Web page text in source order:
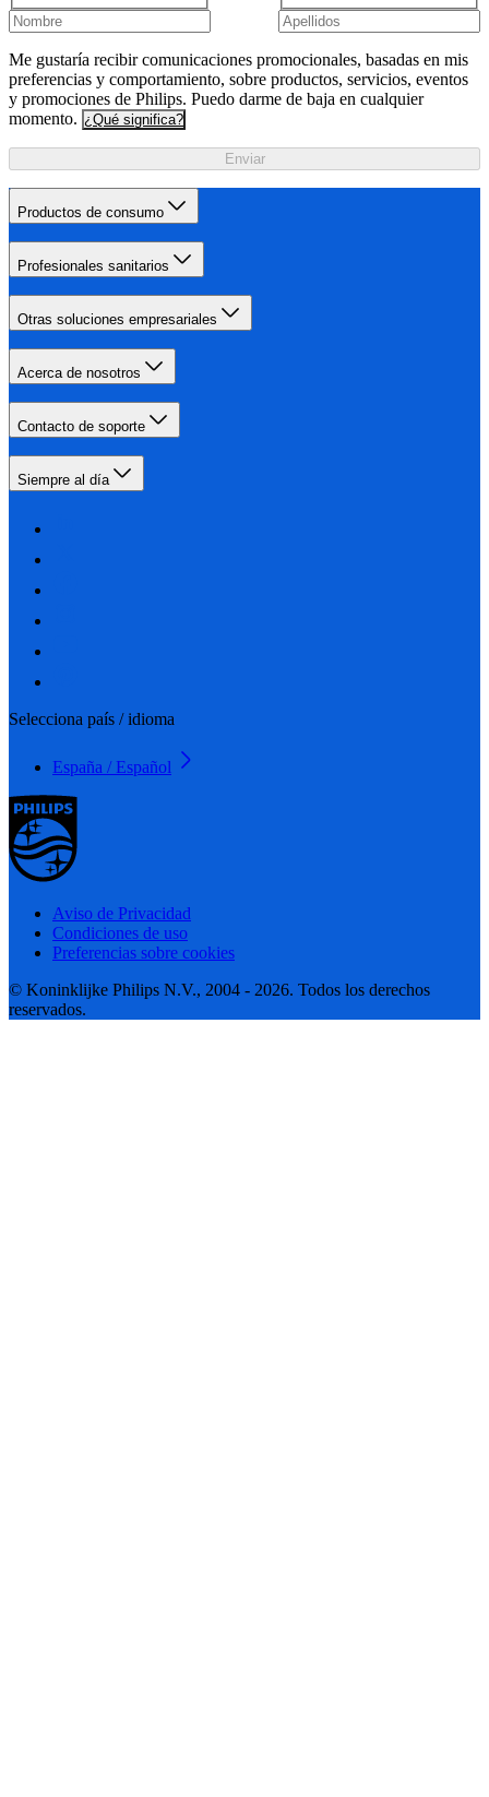
Me gustaría recibir comunicaciones promocionales, basadas en mis
preferencias y comportamiento, sobre productos, servicios, eventos
y promociones de Philips. Puedo darme de baja en cualquier
momento. ¿Qué significa?
Enviar
Productos de consumo
Profesionales sanitarios
Otras soluciones empresariales
Acerca de nosotros
Contacto de soporte
Siempre al día
Selecciona país / idioma
España / Español
Aviso de Privacidad
Condiciones de uso
Preferencias sobre cookies
© Koninklijke Philips N.V., 2004 - 2026. Todos los derechos
reservados.